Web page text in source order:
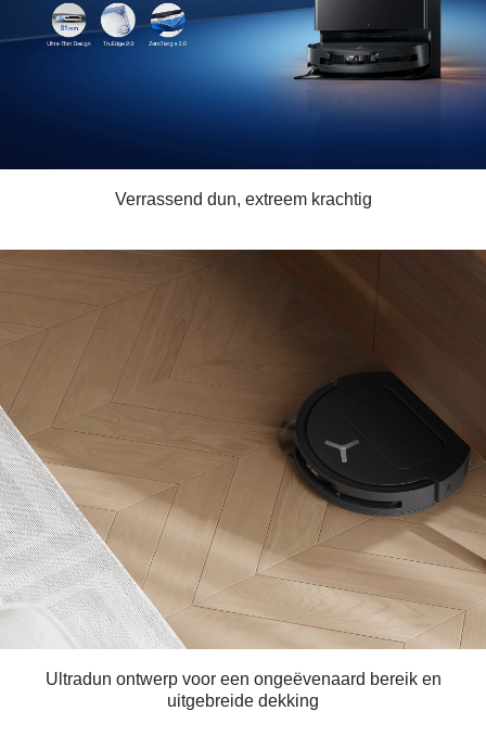
Verrassend dun, extreem krachtig
Ultradun ontwerp voor een ongeëvenaard bereik en
uitgebreide dekking